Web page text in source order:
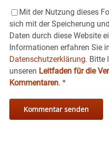
Mit der Nutzung dieses
sich mit der Speicherung
Daten durch diese Website
Informationen erfahren Sie
Datenschutzerklärung. Bitte
unseren Leitfaden für die
Kommentaren. *